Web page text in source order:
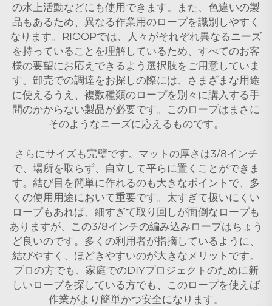
の水上活動などにも使用できます。また、色違いの製
品もあるため、異なる作業用のロープを識別しやすく
なります。RIOOPでは、人々がそれぞれ異なるニーズ
を持っていることを理解しているため、すべてのお客
様の要望にお応えできるよう選択肢をご用意していま
す。卸売での調達をお探しの際には、さまざまな用途
に使えるうえ、複数種類のロープを別々に購入する手
間のかからない製品が必要です。このロープはまさに
そのようなニーズに応えるものです。
さらにサイズも完璧です。マットの厚さは3/8インチ
で、場所を取らず、自立して平らに置くことができま
す。結び目を簡単に作れるのも大きなポイントで、多
くの使用用途において重要です。太すぎて扱いにくい
ロープもあれば、細すぎて取り回しが面倒なロープも
ありますが、この3/8インチの編み込みロープはちょう
ど良いのです。多くの利用者が指摘しているように、
結びやすく、ほどきやすいのが大きなメリットです。
プロの方でも、家庭でのDIYプロジェクトのために新
しいロープを探している方でも、このロープを使えば
作業がより簡単かつ安全になります。